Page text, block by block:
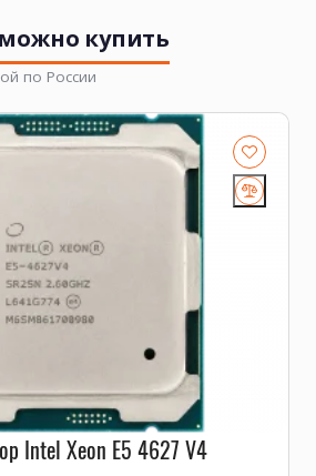
купить
по России
Intel Xeon E5 4627 V4